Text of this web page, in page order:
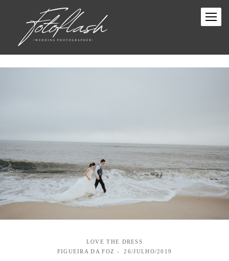
LOVE THE DRESS
FIGUEIRA DA FOZ
26/JULHO/2019